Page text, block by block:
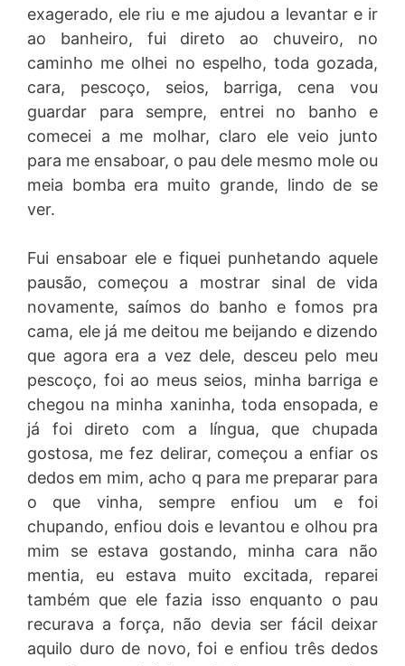
exagerado, ele riu e me ajudou a levantar e ir
ao banheiro, fui direto ao chuveiro, no
caminho me olhei no espelho, toda gozada,
cara, pescoço, seios, barriga, cena vou
guardar para sempre, entrei no banho e
comecei a me molhar, claro ele veio junto
para me ensaboar, o pau dele mesmo mole ou
meia bomba era muito grande, lindo de se
ver.
Fui ensaboar ele e fiquei punhetando aquele
pausão, começou a mostrar sinal de vida
novamente, saímos do banho e fomos pra
cama, ele já me deitou me beijando e dizendo
que agora era a vez dele, desceu pelo meu
pescoço, foi ao meus seios, minha barriga e
chegou na minha xaninha, toda ensopada, e
já foi direto com a língua, que chupada
gostosa, me fez delirar, começou a enfiar os
dedos em mim, acho q para me preparar para
o que vinha, sempre enfiou um e foi
chupando, enfiou dois e levantou e olhou pra
mim se estava gostando, minha cara não
mentia, eu estava muito excitada, reparei
também que ele fazia isso enquanto o pau
recurava a força, não devia ser fácil deixar
aquilo duro de novo, foi e enfiou três dedos